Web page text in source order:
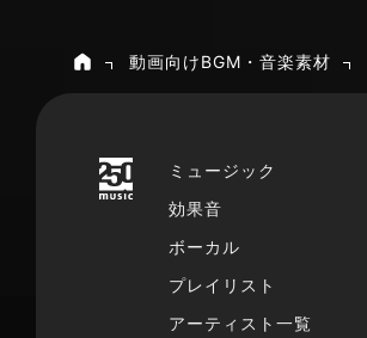
ホーム動画向けBGM・音楽素材
ミュージック
効果音
ボーカル
プレイリスト
アーティスト一覧